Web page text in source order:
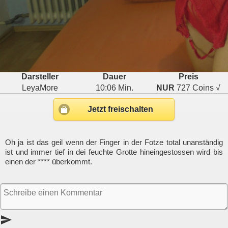
Darsteller Dauer
Preis
LeyaMore
10:06 Min. NUR 727 Coins √
Jetzt freischalten
Oh ja ist das geil wenn der Finger in der Fotze total unanständig
ist und immer tief in dei feuchte Grotte hineingestossen wird bis
einen der **** überkommt.
send